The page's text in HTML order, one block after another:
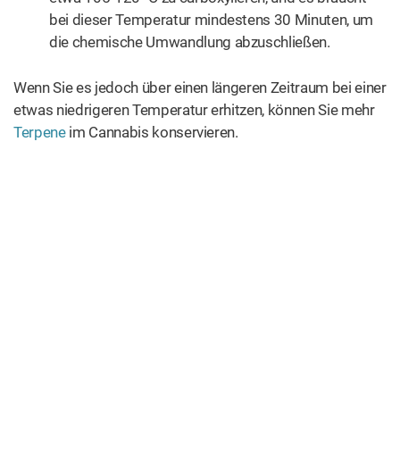
bei dieser Temperatur mindestens 30 Minuten, um
die chemische Umwandlung abzuschließen.
Wenn Sie es jedoch über einen längeren Zeitraum bei einer
etwas niedrigeren Temperatur erhitzen, können Sie mehr
Terpeneim Cannabis konservieren.